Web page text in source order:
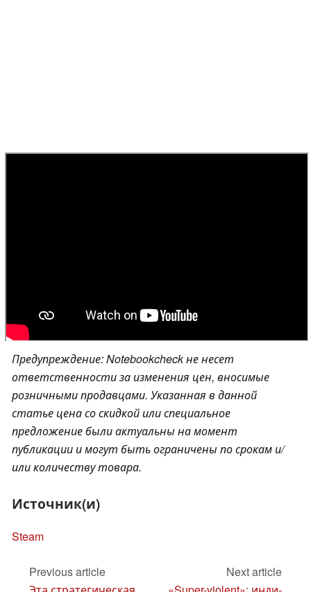
Предупреждение: Notebookcheck не несет
ответственности за изменения цен, вносимые
розничными продавцами. Указанная в данной
статье цена со скидкой или специальное
предложение были актуальны на момент
публикации и могут быть ограничены по срокам и/
или количеству товара.
Источник(и)
Steam
Previous article
Next article